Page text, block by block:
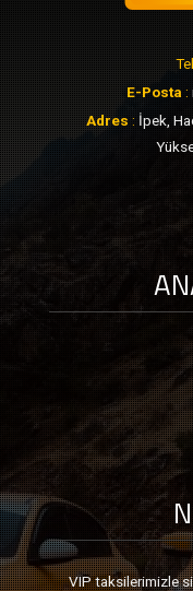
E-Posta :
Adres : İpek,
VIP taksilerimizle